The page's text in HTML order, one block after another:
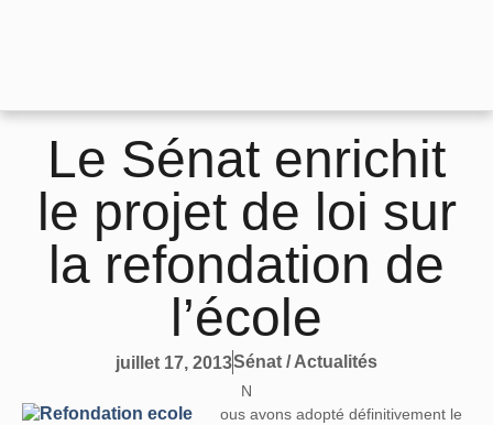
Le Sénat enrichit
le projet de loi sur
la refondation de
l’école
juillet 17, 2013Sénat / Actualités
N
ous avons adopté définitivement le